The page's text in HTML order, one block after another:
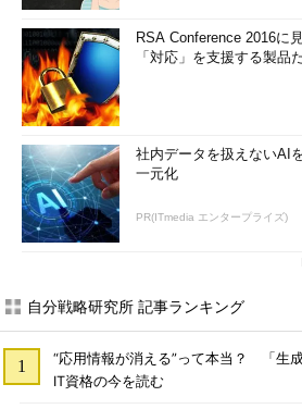
RSA Conference 2016に
「対応」を支援する製品
社内データを扱えないAI
一元化
PR(ITmedia エンタープライズ)
自分戦略研究所 記事ランキング
“応用情報が消える”って本当？ 「生
IT資格の今を読む